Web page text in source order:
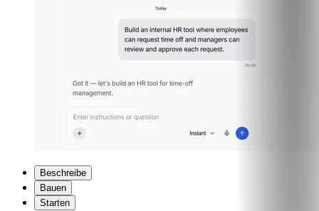
Beschreibe
Bauen
Starten